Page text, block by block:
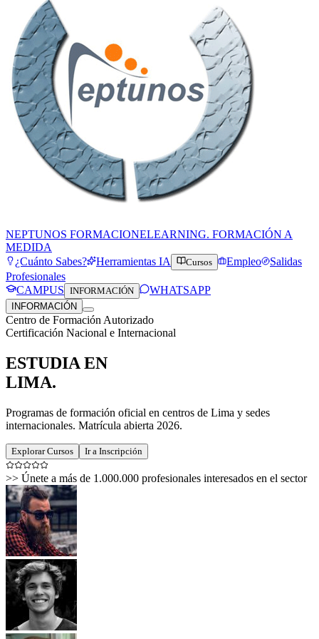
NEPTUNOS FORMACIONELEARNING. FORMACIÓN A
MEDIDA
¿Cuánto Sabes?
Herramientas IA Cursos Empleo
Salidas
Profesionales
CAMPUS INFORMACIÓN WHATSAPP
INFORMACIÓN
Centro de Formación Autorizado
Certificación Nacional e Internacional
ESTUDIA EN
LIMA.
Programas de formación oficial en centros de Lima y sedes
internacionales. Matrícula abierta 2026.
Explorar Cursos Ir a Inscripción
>> Únete a más de 1.000.000 profesionales interesados en el sector